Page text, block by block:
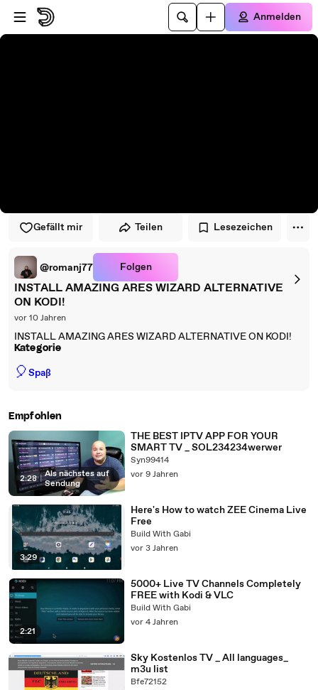
Zum Player springen
Zum Hauptinhalt springen
Anmelden
Gefällt mir Teilen Lesezeichen
@romanj77 Folgen
INSTALL AMAZING ARES WIZARD ALTERNATIVE
ON KODI!
vor 10 Jahren
INSTALL AMAZING ARES WIZARD ALTERNATIVE ON KODI!
Kategorie
🎈Spaß
Empfohlen
2:28 | Als nächstes auf
Sendung
THE BEST IPTV APP FOR YOUR
SMART TV _ SOL234234werwer
Syn99414
vor 9 Jahren
3:29
Here's How to watch ZEE Cinema Live
Free
Build With Gabi
vor 3 Jahren
2:21
5000+ Live TV Channels Completely
FREE with Kodi & VLC
Build With Gabi
vor 4 Jahren
Sky Kostenlos TV _ All languages_
m3u list
Bfe72152